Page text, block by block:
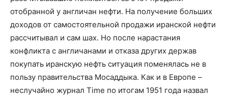
отобранной у англичан нефти. На получение больших
доходов от самостоятельной продажи иранской нефти
рассчитывал и сам шах. Но после нарастания
конфликта с англичанами и отказа других держав
покупать иранскую нефть ситуация поменялась не в
пользу правительства Мосаддыка. Как и в Европе –
неслучайно журнал Time по итогам 1951 года назвал